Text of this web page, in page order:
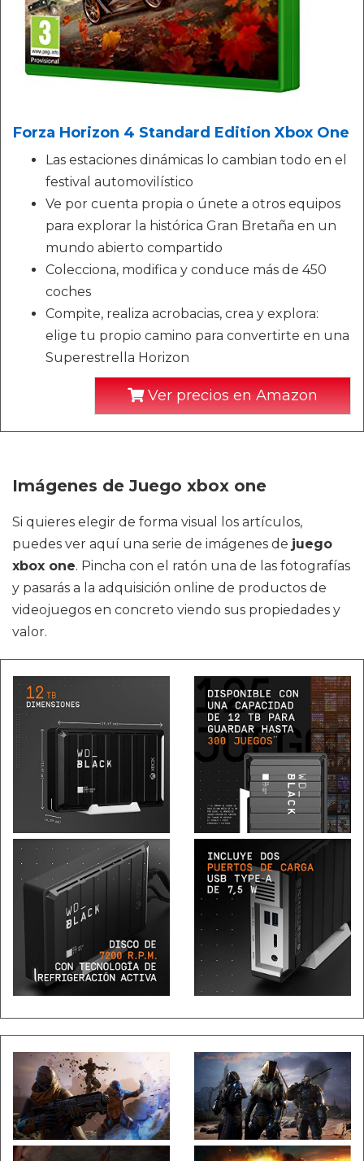
Forza Horizon 4 Standard Edition Xbox One
Las estaciones dinámicas lo cambian todo en el
festival automovilístico
Ve por cuenta propia o únete a otros equipos
para explorar la histórica Gran Bretaña en un
mundo abierto compartido
Colecciona, modifica y conduce más de 450
coches
Compite, realiza acrobacias, crea y explora:
elige tu propio camino para convertirte en una
Superestrella Horizon
Ver precios en Amazon
Imágenes de Juego xbox one
Si quieres elegir de forma visual los artículos,
puedes ver aquí una serie de imágenes de juego
xbox one. Pincha con el ratón una de las fotografías
y pasarás a la adquisición online de productos de
videojuegos en concreto viendo sus propiedades y
valor.